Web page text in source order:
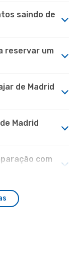
saindo de
reservar um
de Madrid
Madrid
com